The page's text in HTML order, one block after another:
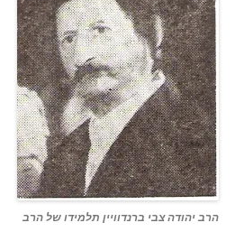
הרב יהודה צבי ברנדוויין תלמידו של הרב